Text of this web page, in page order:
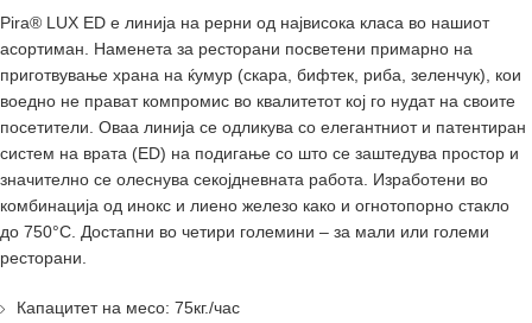
Pira® LUX ED е линија на рерни од највисока класа во нашиот
асортиман. Наменета за ресторани посветени примарно на
приготвување храна на ќумур (скара, бифтек, риба, зеленчук), кои
воедно не прават компромис во квалитетот кој го нудат на своите
посетители. Оваа линија се одликува со елегантниот и патентиран
систем на врата (ED) на подигање со што се заштедува простор и
значително се олеснува секојдневната работа. Изработени во
комбинација од инокс и лиено железо како и огнотопорно стакло
до 750°C. Достапни во четири големини – за мали или големи
ресторани.
Капацитет на месо: 75кг./час